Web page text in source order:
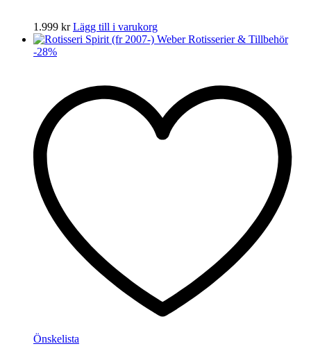
1.999 kr Lägg till i varukorg
-28%
Önskelista